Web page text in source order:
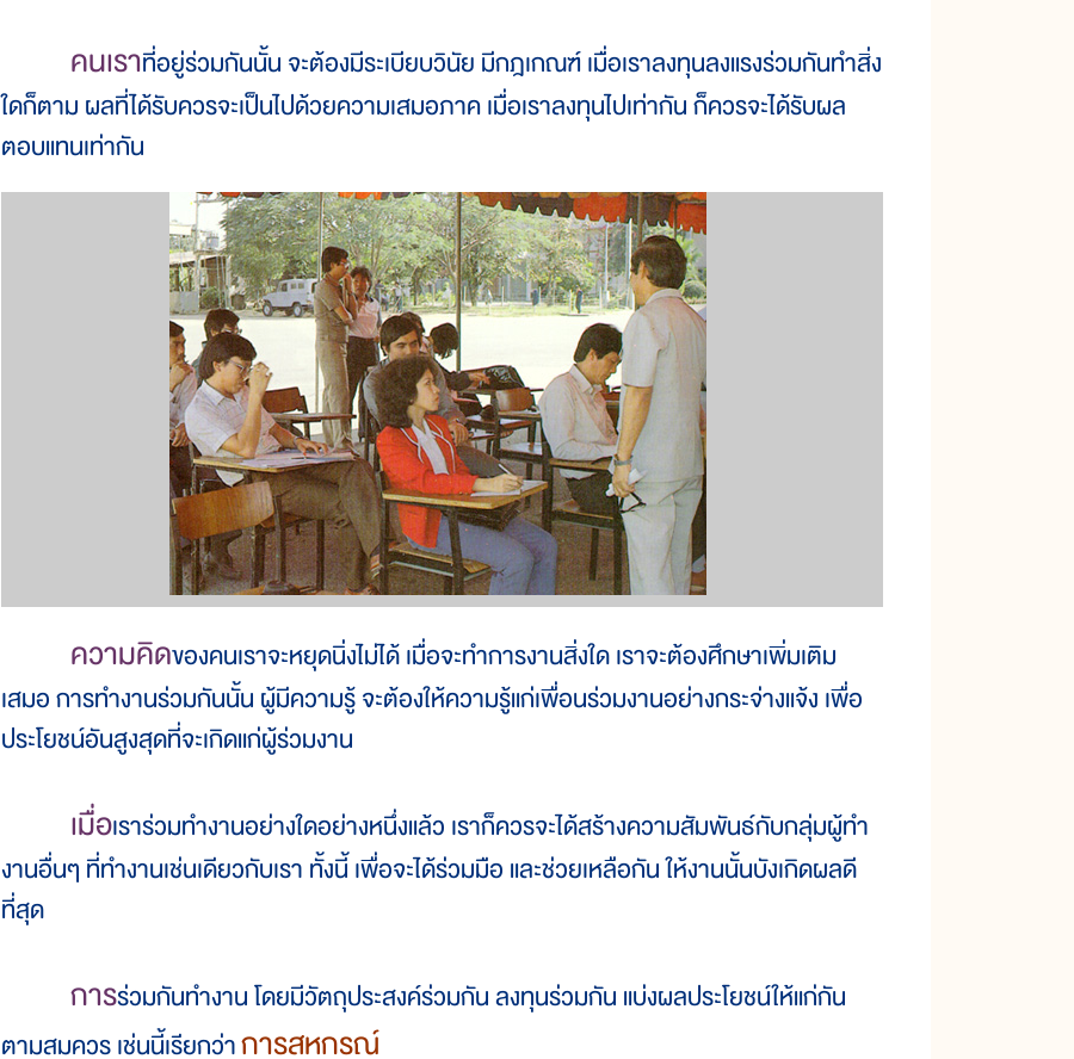
คนเราที่อยู่ร่วมกันนั้น จะต้องมีระเบียบวินัย มีกฎเกณฑ์ เมื่อเราลงทุนลงแรงร่วมกันทำสิ่ง
ใดก็ตาม ผลที่ได้รับควรจะเป็นไปด้วยความเสมอภาค เมื่อเราลงทุนไปเท่ากัน ก็ควรจะได้รับผล
ตอบแทนเท่ากัน
ความคิดของคนเราจะหยุดนิ่งไม่ได้ เมื่อจะทำการงานสิ่งใด เราจะต้องศึกษาเพิ่มเติม
เสมอ การทำงานร่วมกันนั้น ผู้มีความรู้ จะต้องให้ความรู้แก่เพื่อนร่วมงานอย่างกระจ่างแจ้ง เพื่อ
ประโยชน์อันสูงสุดที่จะเกิดแก่ผู้ร่วมงาน
เมื่อเราร่วมทำงานอย่างใดอย่างหนึ่งแล้ว เราก็ควรจะได้สร้างความสัมพันธ์กับกลุ่มผู้ทำ
งานอื่นๆ ที่ทำงานเช่นเดียวกับเรา ทั้งนี้ เพื่อจะได้ร่วมมือ และช่วยเหลือกัน ให้งานนั้นบังเกิดผลดี
ที่สุด
การร่วมกันทำงาน โดยมีวัตถุประสงค์ร่วมกัน ลงทุนร่วมกัน แบ่งผลประโยชน์ให้แก่กัน
ตามสมควร เช่นนี้เรียกว่าการสหกรณ์